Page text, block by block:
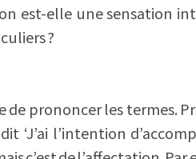
est-elle une sensation
?
de prononcer les termes.
‘J’ai l’intention